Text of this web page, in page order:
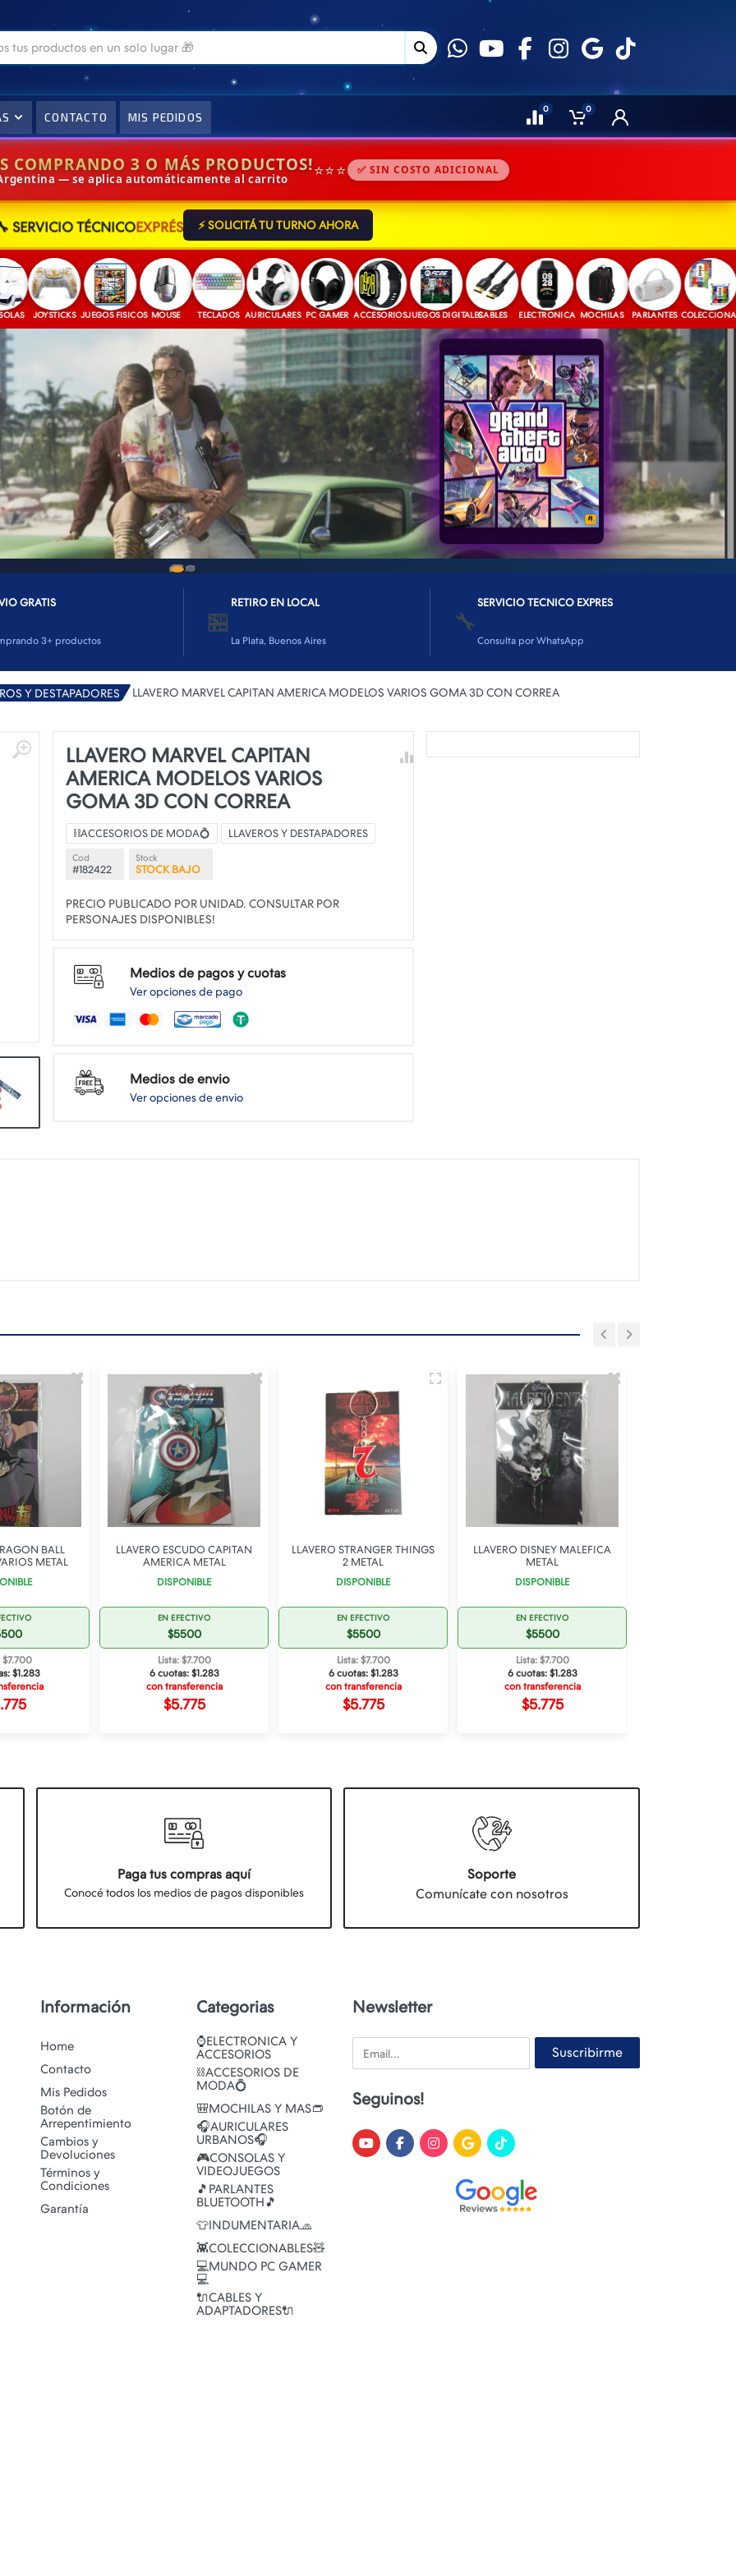
CONTACTO MIS PEDIDOS
0 0
COMPRANDO 3 O MÁS PRODUCTOS!
— se aplica automáticamente al carrito ⭐⭐⭐ ✅ SIN COSTO ADICIONAL
SERVICIO TÉCNICOEXPRÉS ⚡ SOLICITÁ TU TURNO AHORA
JOYSTICKS JUEGOS FISICOS MOUSE TECLADOS AURICULARES PC GAMER ACCESORIOSJUEGOS DIGITALESCABLES ELECTRONICA MOCHILAS PARLANTES COLECCIONABLES
GRATIS
3+ productos
🏪
RETIRO EN LOCAL
La Plata, Buenos Aires
🔧
SERVICIO TECNICO EXPRES
Consulta por WhatsApp
Y DESTAPADORES LLAVERO MARVEL CAPITAN AMERICA MODELOS VARIOS GOMA 3D CON CORREA
LLAVERO MARVEL CAPITAN
AMERICA MODELOS VARIOS
GOMA 3D CON CORREA
⛓️ACCESORIOS DE MODA💍 LLAVEROS Y DESTAPADORES
Cod
#182422
Stock
STOCK BAJO
PRECIO PUBLICADO POR UNIDAD. CONSULTAR POR
Medios de pagos y cuotas
Ver opciones de pago
Medios de envio
Ver opciones de envio
BALL
METAL
$7.700
$1.283
LLAVERO ESCUDO CAPITAN
AMERICA METAL
DISPONIBLE
EN EFECTIVO
$5500
Lista: $7.700
6 cuotas: $1.283
con transferencia
$5.775
LLAVERO STRANGER THINGS
2 METAL
DISPONIBLE
EN EFECTIVO
$5500
Lista: $7.700
6 cuotas: $1.283
con transferencia
$5.775
LLAVERO DISNEY MALEFICA
METAL
DISPONIBLE
EN EFECTIVO
$5500
Lista: $7.700
6 cuotas: $1.283
con transferencia
$5.775
Paga tus compras aquí
Conocé todos los medios de pagos disponibles
Soporte
Comunícate con nosotros
Información
Home
Contacto
Mis Pedidos
Botón de
Arrepentimiento
Cambios y
Devoluciones
Términos y
Condiciones
Garantía
Categorias
⌚ELECTRONICA Y
ACCESORIOS
⛓️ACCESORIOS DE
MODA💍
🎒MOCHILAS Y MAS👝
🎧AURICULARES
URBANOS🎧
🎮CONSOLAS Y
VIDEOJUEGOS
🎵PARLANTES
BLUETOOTH🎵
👕INDUMENTARIA🧢
👾COLECCIONABLES🧸
💻MUNDO PC GAMER
💻
🔌CABLES Y
ADAPTADORES🔌
Newsletter
Email Suscribirme
Seguinos!